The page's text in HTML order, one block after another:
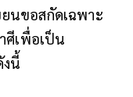
นขอสกัดเฉพาะ
ศีเพื่อเป็น
นี้